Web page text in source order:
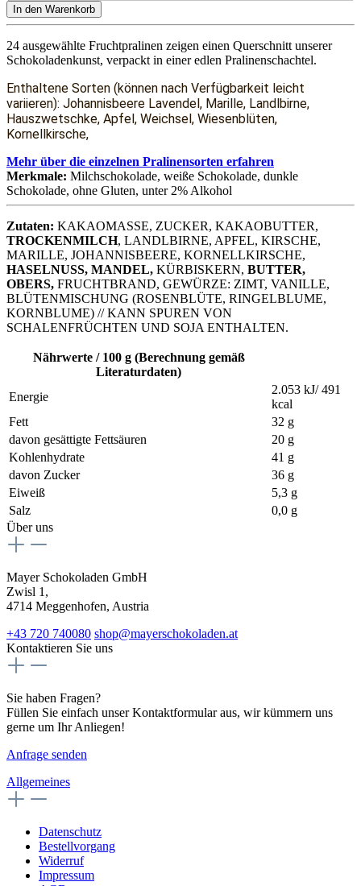
In den Warenkorb
24 ausgewählte Fruchtpralinen zeigen einen Querschnitt unserer
Schokoladenkunst, verpackt in einer edlen Pralinenschachtel.
Enthaltene Sorten (können nach Verfügbarkeit leicht
variieren): Johannisbeere Lavendel, Marille, Landlbirne,
Hauszwetschke, Apfel, Weichsel, Wiesenblüten,
Kornellkirsche,
Mehr über die einzelnen Pralinensorten erfahren
Merkmale: Milchschokolade, weiße Schokolade, dunkle
Schokolade, ohne Gluten, unter 2% Alkohol
Zutaten: KAKAOMASSE, ZUCKER, KAKAOBUTTER,
TROCKENMILCH, LANDLBIRNE, APFEL, KIRSCHE,
MARILLE, JOHANNISBEERE, KORNELLKIRSCHE,
HASELNUSS, MANDEL, KÜRBISKERN, BUTTER,
OBERS, FRUCHTBRAND, GEWÜRZE: ZIMT, VANILLE,
BLÜTENMISCHUNG (ROSENBLÜTE, RINGELBLUME,
KORNBLUME) // KANN SPUREN VON
SCHALENFRÜCHTEN UND SOJA ENTHALTEN.
Nährwerte / 100 g (Berechnung gemäß
Literaturdaten)
Energie
2.053 kJ/ 491
kcal
Fett
32 g
davon gesättigte Fettsäuren
20 g
Kohlenhydrate
41 g
davon Zucker
36 g
Eiweiß
5,3 g
Salz
0,0 g
Über uns
Mayer Schokoladen GmbH
Zwisl 1,
4714 Meggenhofen, Austria
+43 720 740080 shop@mayerschokoladen.at
Kontaktieren Sie uns
Sie haben Fragen?
Füllen Sie einfach unser Kontaktformular aus, wir kümmern uns
gerne um Ihr Anliegen!
Anfrage senden
Allgemeines
Datenschutz
Bestellvorgang
Widerruf
Impressum